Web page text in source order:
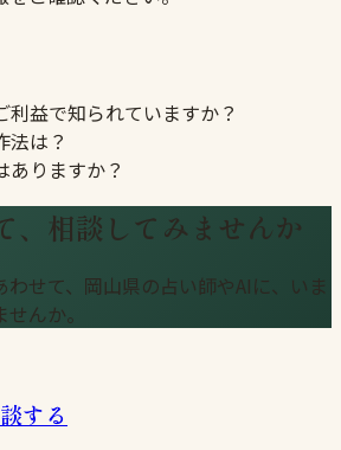
利益で知られていますか？
法は？
ありますか？
、相談してみませんか
せて、岡山県の占い師やAIに、いま
んか。
する